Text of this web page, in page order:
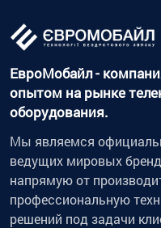
ЕвроМобайл -
опытом на рынке
оборудования.
Мы являемся
ведущих мировых
напрямую от
профессиональную
решений под задачи